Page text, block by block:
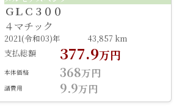
ＧＬＣ３００
４マチック
2021(令和03)年
43,857 km
支払総額
377.9万円
本体価格 368万円
諸費用 9.9万円